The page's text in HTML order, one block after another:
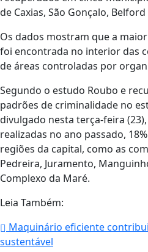
de Caxias, São Gonçalo,
Os dados mostram que a
foi encontrada no interior das
de áreas controladas por
Segundo o estudo Roubo e
padrões de criminalidade no
divulgado nesta terça-feira
realizadas no ano passado,
regiões da capital, como as
Pedreira, Juramento,
Complexo da Maré.
Leia Também:
Maquinário eficiente
sustentável